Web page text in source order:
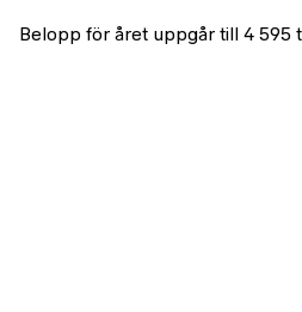
Belopp för året uppgår till 4 595